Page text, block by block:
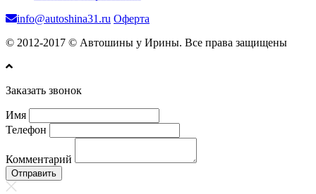
info@autoshina31.ru Оферта
© 2012-2017 © Автошины у Ирины. Все права защищены
Заказать звонок
Имя
Телефон
Комментарий
Отправить